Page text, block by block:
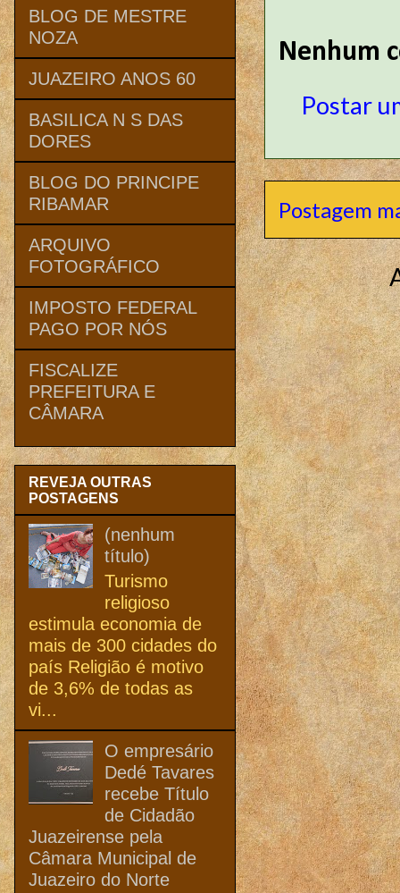
Nenhum
Postar
Postagem
BLOG DE MESTRE
NOZA
JUAZEIRO ANOS 60
BASILICA N S DAS
DORES
BLOG DO PRINCIPE
RIBAMAR
ARQUIVO
FOTOGRÁFICO
IMPOSTO FEDERAL
PAGO POR NÓS
FISCALIZE
PREFEITURA E
CÂMARA
REVEJA OUTRAS
POSTAGENS
(nenhum
título)
Turismo
religioso
estimula economia de
mais de 300 cidades do
país Religião é motivo
de 3,6% de todas as
vi...
O empresário
Dedé Tavares
recebe Título
de Cidadão
Juazeirense pela
Câmara Municipal de
Juazeiro do Norte